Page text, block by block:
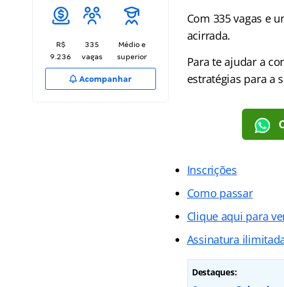
R$
9.236
335
vagas
Médio e
superior
Acompanhar
Com 335 vagas e
acirrada.
Para te ajudar a
estratégias para a
Inscrições
Como passar
Clique aqui para
Assinatura
Destaques: